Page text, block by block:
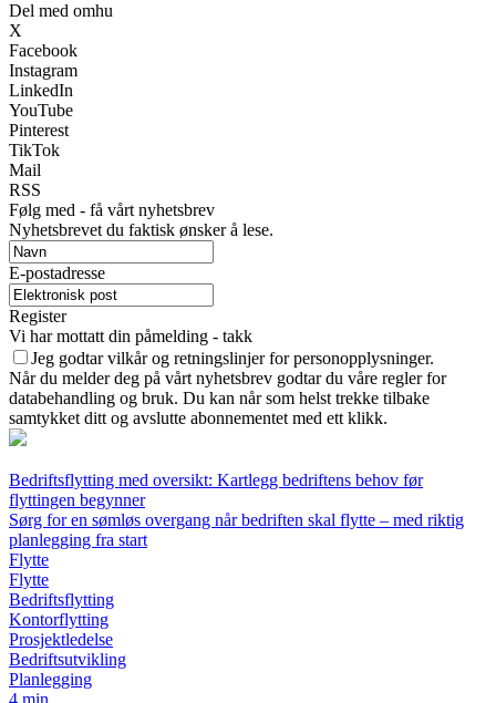
Del med omhu
X
Facebook
Instagram
LinkedIn
YouTube
Pinterest
TikTok
Mail
RSS
Følg med - få vårt nyhetsbrev
Nyhetsbrevet du faktisk ønsker å lese.
E-postadresse
Register
Vi har mottatt din påmelding - takk
Jeg godtar vilkår og retningslinjer for personopplysninger.
Når du melder deg på vårt nyhetsbrev godtar du våre regler for
databehandling og bruk. Du kan når som helst trekke tilbake
samtykket ditt og avslutte abonnementet med ett klikk.
Bedriftsflytting med oversikt: Kartlegg bedriftens behov før
flyttingen begynner
Sørg for en sømløs overgang når bedriften skal flytte – med riktig
planlegging fra start
Flytte
Flytte
Bedriftsflytting
Kontorflytting
Prosjektledelse
Bedriftsutvikling
Planlegging
4 min